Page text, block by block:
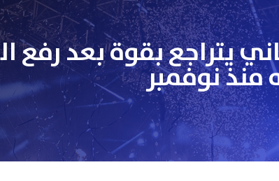
يتراجع بقوة بعد
منذ نوفمبر